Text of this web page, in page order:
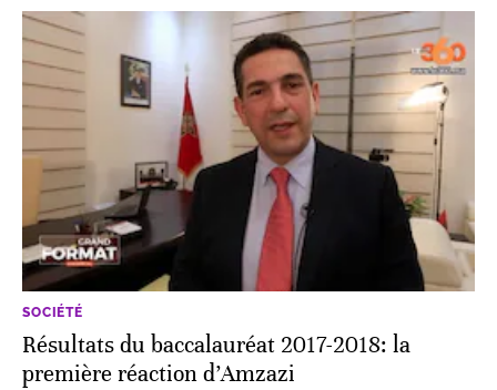
SOCIÉTÉ
Résultats du baccalauréat 2017-2018: la
première réaction d’Amzazi